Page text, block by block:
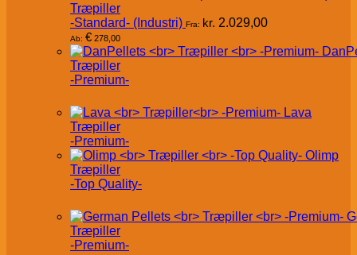
Træpiller
-Standard- (Industri) Fra: kr. 2.029,00
Ab: € 278,00
Træpiller
-Premium-
Lava
Træpiller
-Premium-
Olimp
Træpiller
-Top Quality-
Træpiller
-Premium-